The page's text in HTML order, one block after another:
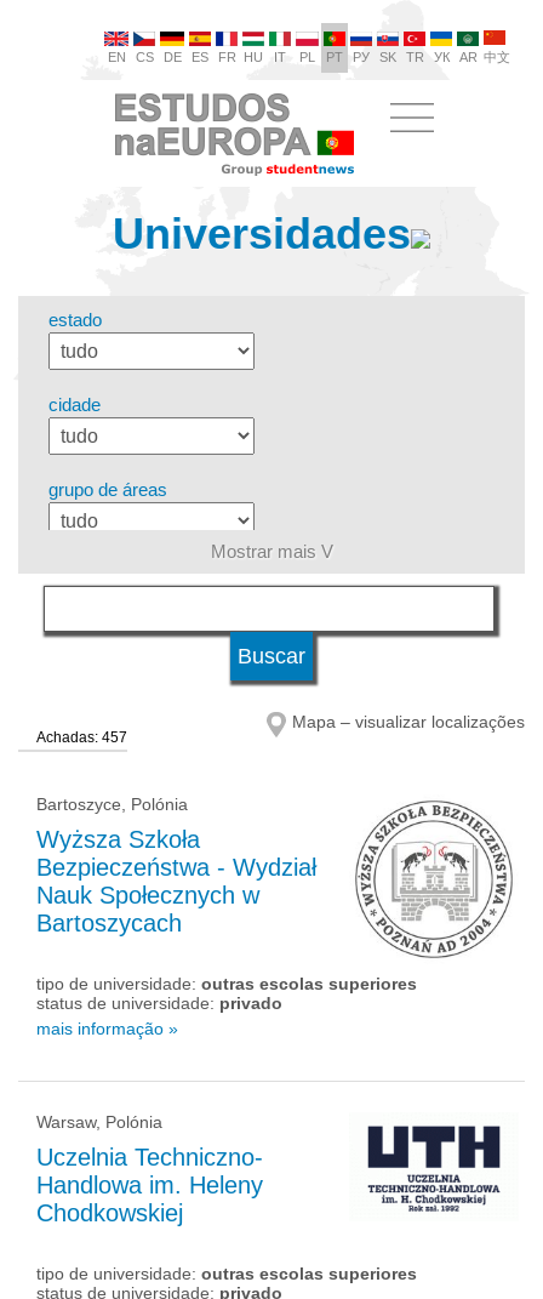
EN CS DE ES FR HU IT PL PT РУ SK TR УК AR 中文
Universidades
estado
cidade
grupo de áreas
língua
Mostrar mais V
Achadas: 457
Mapa – visualizar localizações
Bartoszyce, Polónia
Wyższa Szkoła
Bezpieczeństwa - Wydział
Nauk Społecznych w
Bartoszycach
tipo de universidade: outras escolas superiores
status de universidade: privado
mais informação »
Warsaw, Polónia
Uczelnia Techniczno-
Handlowa im. Heleny
Chodkowskiej
tipo de universidade: outras escolas superiores
status de universidade: privado